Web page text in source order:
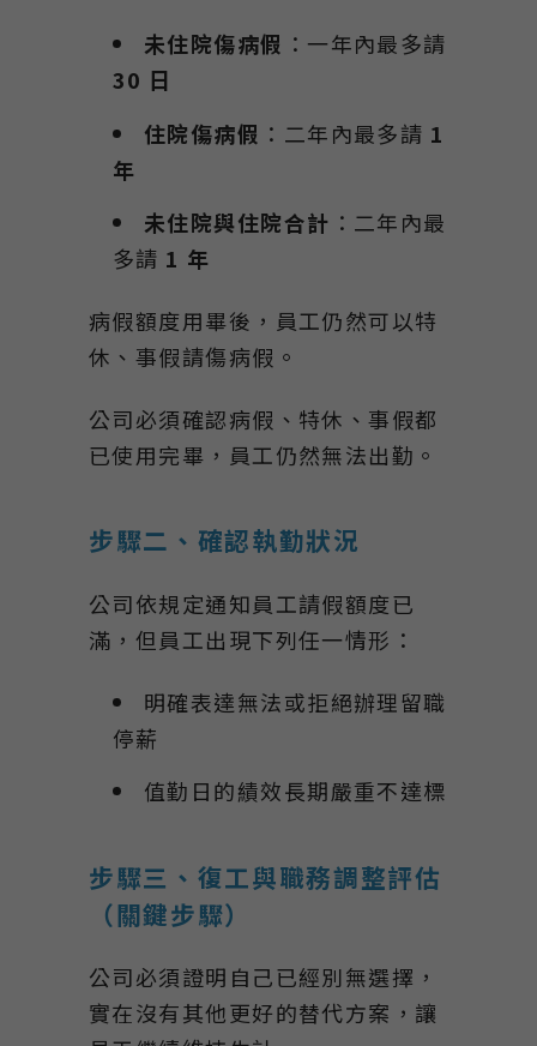
未住院傷病假 ：一年內最多請
30 日
住院傷病假 ：二年內最多請 1
年
未住院與住院合計 ：二年內最
多請 1 年
病假額度用畢後，員工仍然可以特
休、事假請傷病假。
公司必須確認病假、特休、事假都
已使用完畢，員工仍然無法出勤。
步驟二、確認執勤狀況
公司依規定通知員工請假額度已
滿，但員工出現下列任一情形：
明確表達無法或拒絕辦理留職
停薪
值勤日的績效長期嚴重不達標
步驟三、復工與職務調整評估
（關鍵步驟）
公司必須證明自己已經別無選擇，
實在沒有其他更好的替代方案，讓